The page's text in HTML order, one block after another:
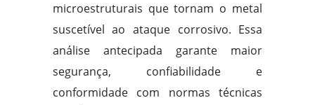
microestruturais que tornam o metal
suscetível ao ataque corrosivo. Essa
análise antecipada garante maior
segurança, confiabilidade e
conformidade com normas técnicas